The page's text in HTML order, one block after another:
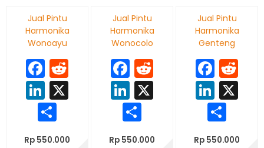
Jual Pintu
Harmonika
Wonoayu
Facebook
Reddit
LinkedIn
Rp 550.000
Jual Pintu
Harmonika
Wonocolo
Facebook
Reddit
LinkedIn
Rp 550.000
Jual Pintu
Harmonika
Genteng
Rp 550.000